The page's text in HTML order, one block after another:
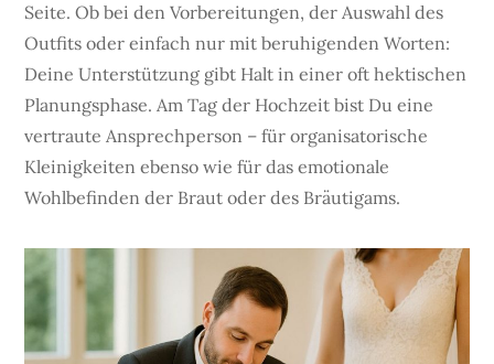
Seite. Ob bei den Vorbereitungen, der Auswahl des
Outfits oder einfach nur mit beruhigenden Worten:
Deine Unterstützung gibt Halt in einer oft hektischen
Planungsphase. Am Tag der Hochzeit bist Du eine
vertraute Ansprechperson – für organisatorische
Kleinigkeiten ebenso wie für das emotionale
Wohlbefinden der Braut oder des Bräutigams.